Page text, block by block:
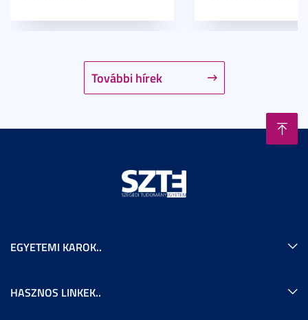
További hírek
EGYETEMI KAROK..
HASZNOS LINKEK..